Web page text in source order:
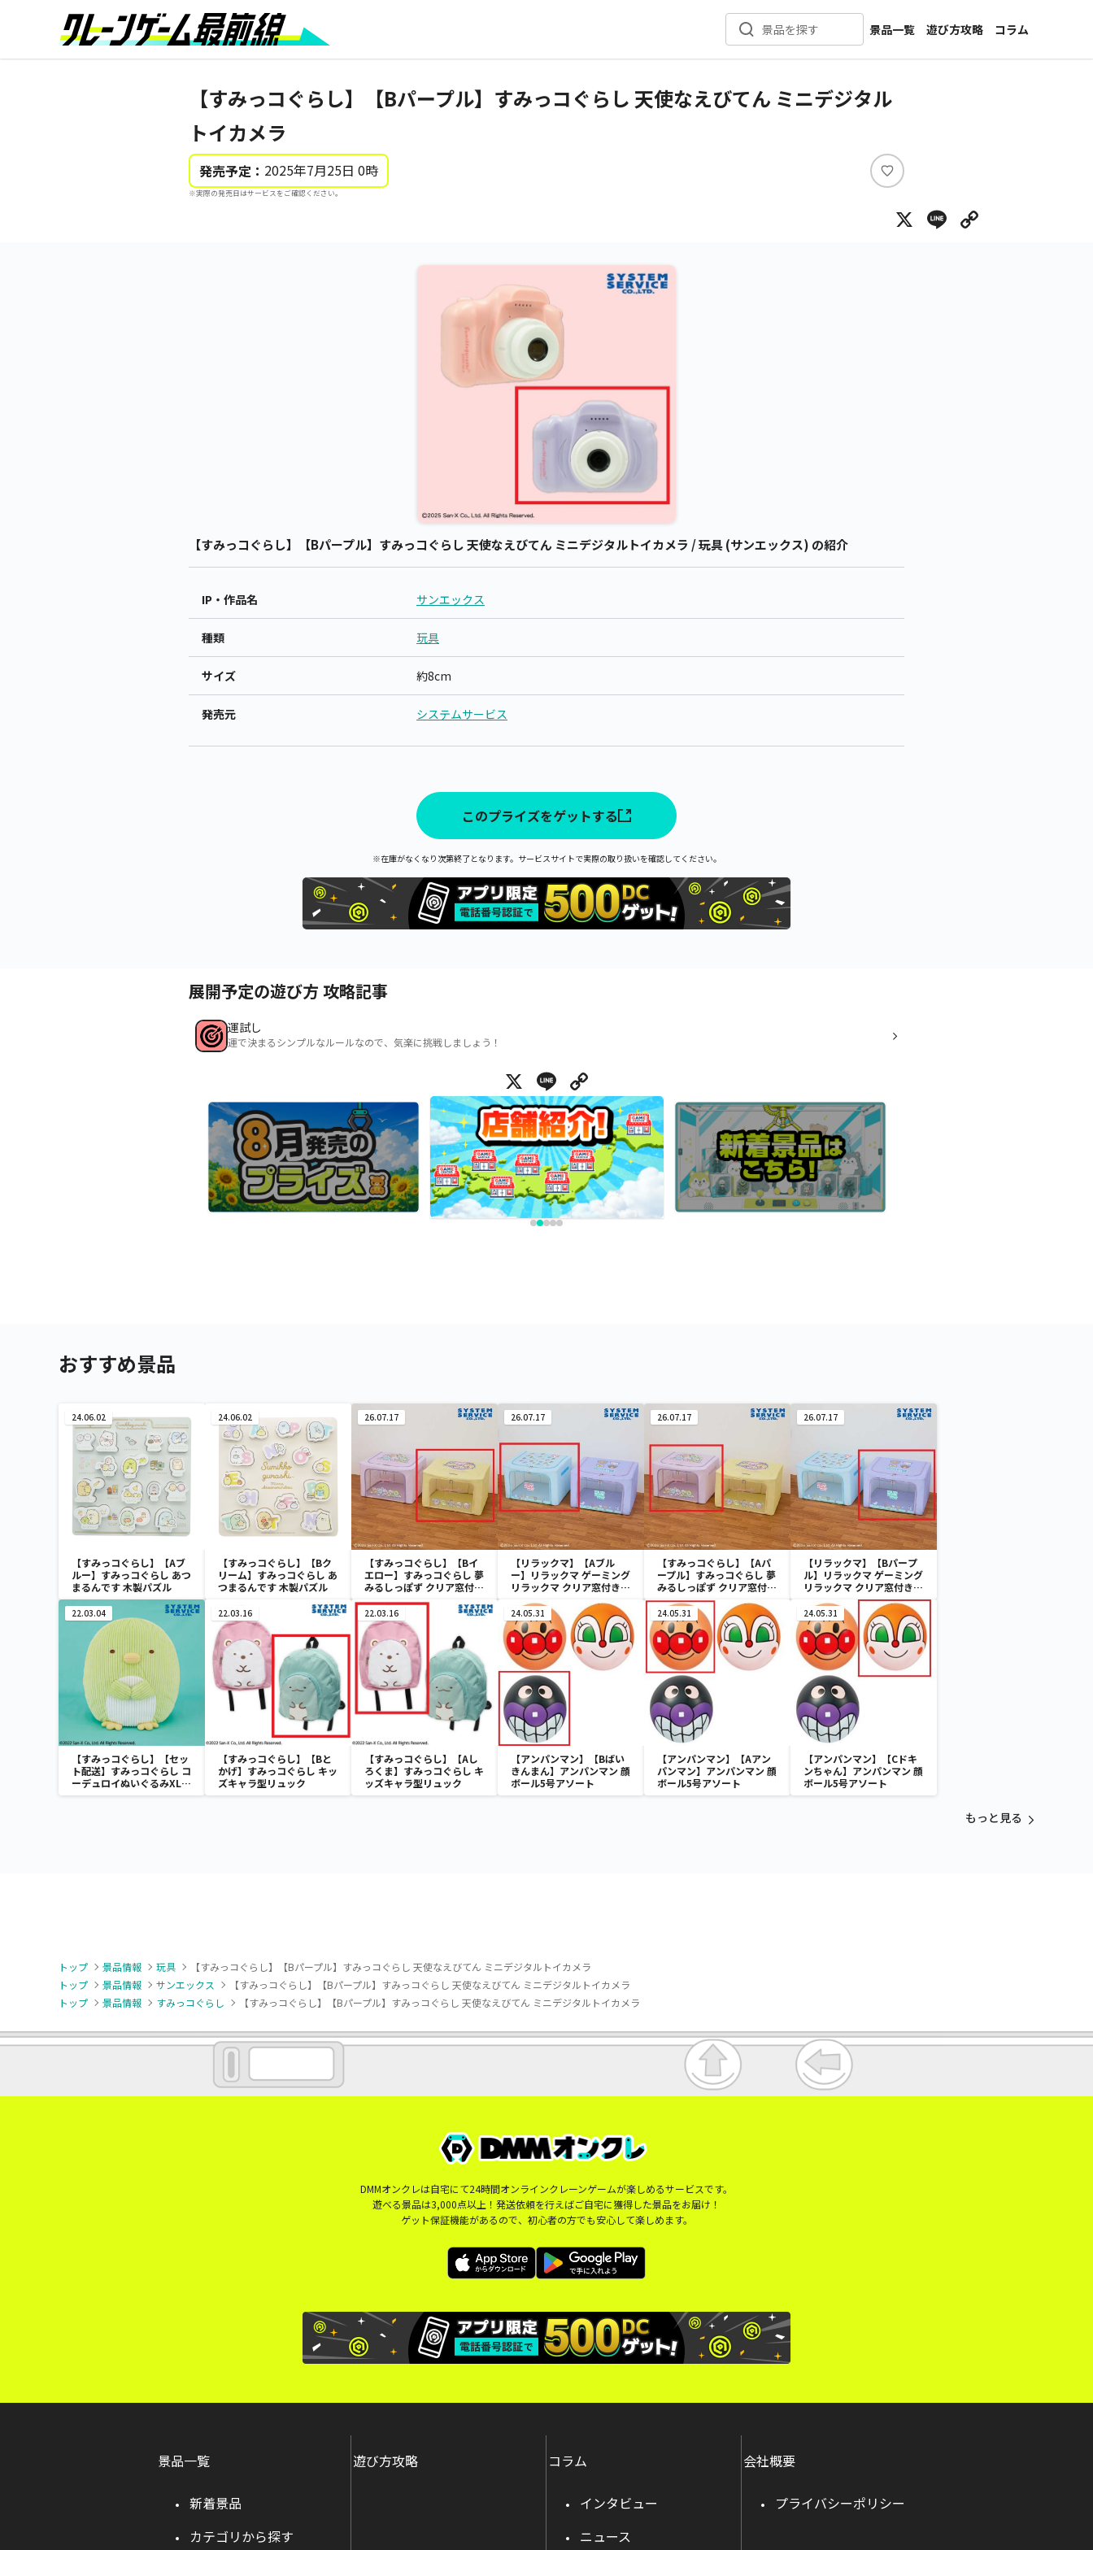
景品を探す
景品一覧
新着景品
カテゴリ一覧
遊び方攻略
コラム
インタビュー
【すみっコぐらし】【Bパープル】すみっコぐらし 天使なえびてん ミニデジタル
トイカメラ
発売予定： 2025年7月25日 0時
※実際の発売日はサービスをご確認ください。
い
ね
X Line
【すみっコぐらし】【Bパープル】すみっコぐらし 天使なえびてん ミニデジタルトイカメラ / 玩具 (サンエックス) の紹介
IP・作品名 サンエックス
種類 玩具
サイズ 約8cm
発売元 システムサービス
このプライズをゲットする
※在庫がなくなり次第終了となります。サービスサイトで実際の取り扱いを確認してください。
展開予定の遊び方 攻略記事
運試し
運で決まるシンプルなルールなので、気楽に挑戦しましょう！
X Line
おすすめ景品
24.06.02
【すみっコぐらし】【Aブ
ルー】すみっコぐらし あつ
まるんです 木製パズル
24.06.02
【すみっコぐらし】【Bク
リーム】すみっコぐらし あ
つまるんです 木製パズル
26.07.17
【すみっコぐらし】【Bイ
エロー】すみっコぐらし 夢
みるしっぽず クリア窓付き
収納ボックス
26.07.17
【リラックマ】【Aブル
ー】リラックマ ゲーミング
リラックマ クリア窓付き収
納ボックス
26.07.17
【すみっコぐらし】【Aパ
ープル】すみっコぐらし 夢
みるしっぽず クリア窓付き
収納ボックス
26.07.17
【リラックマ】【Bパープ
ル】リラックマ ゲーミング
リラックマ クリア窓付き収
納ボックス
22.03.04
【すみっコぐらし】【セッ
ト配送】すみっコぐらし コ
ーデュロイぬいぐるみXL
プレミアム ぺんぎん？
22.03.16
【すみっコぐらし】【Bと
かげ】すみっコぐらし キッ
ズキャラ型リュック
22.03.16
【すみっコぐらし】【Aし
ろくま】すみっコぐらし キ
ッズキャラ型リュック
24.05.31
【アンパンマン】【Bばい
きんまん】アンパンマン 顔
ボール5号アソート
24.05.31
【アンパンマン】【Aアン
パンマン】アンパンマン 顔
ボール5号アソート
24.05.31
【アンパンマン】【Cドキ
ンちゃん】アンパンマン 顔
ボール5号アソート
もっと見る
トップ 景品情報 玩具
【すみっコぐらし】【Bパープル】すみっコぐらし 天使なえびてん ミニデジタルトイカメラ
トップ
景品情報 サンエックス
【すみっコぐらし】【Bパープル】すみっコぐらし 天使なえびてん ミニデジタルトイカメラ
トップ
景品情報 すみっコぐらし 【すみっコぐらし】【Bパープル】すみっコぐらし 天使なえびてん ミニデジタルトイカメラ
DMMオンクレは自宅にて24時間オンラインクレーンゲームが楽しめるサービスです。
遊べる景品は3,000点以上！発送依頼を行えばご自宅に獲得した景品をお届け！
ゲット保証機能があるので、初心者の方でも安心して楽しめます。
景品一覧
新着景品
カテゴリから探す
遊び方攻略 コラム
インタビュー
ニュース
会社概要
プライバシーポリシー